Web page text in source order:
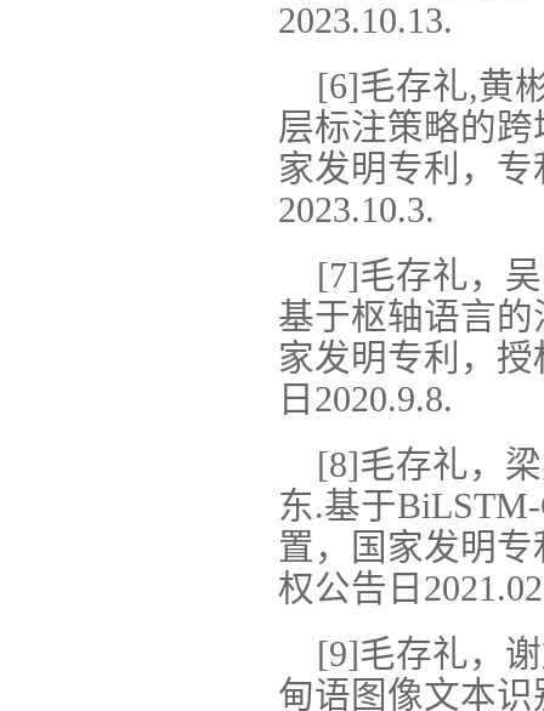
2023.10.13.
[6]毛存礼,黄
层标注策略的
家发明专利，专
2023.10.3.
[7]毛存礼，
基于枢轴语言
家发明专利，授
日2020.9.8.
[8]毛存礼，
东.基于
置，国家发明专
权公告日
[9]毛存礼，
甸语图像文本